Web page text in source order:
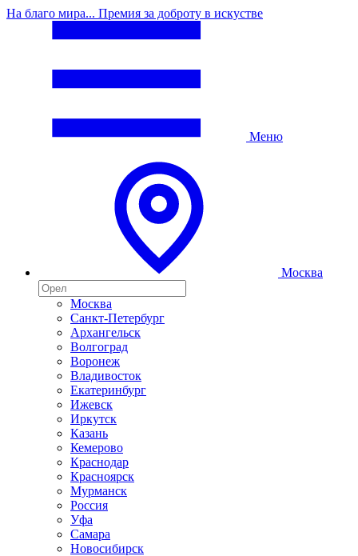
На благо мира... Премия за доброту в искустве
Меню
Москва
Москва
Санкт-Петербург
Архангельск
Волгоград
Воронеж
Владивосток
Екатеринбург
Ижевск
Иркутск
Казань
Кемерово
Краснодар
Красноярск
Мурманск
Россия
Уфа
Самара
Новосибирск